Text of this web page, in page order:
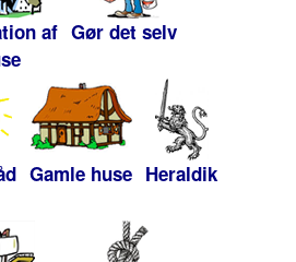
af Gør det selv
Gamle huse Heraldik